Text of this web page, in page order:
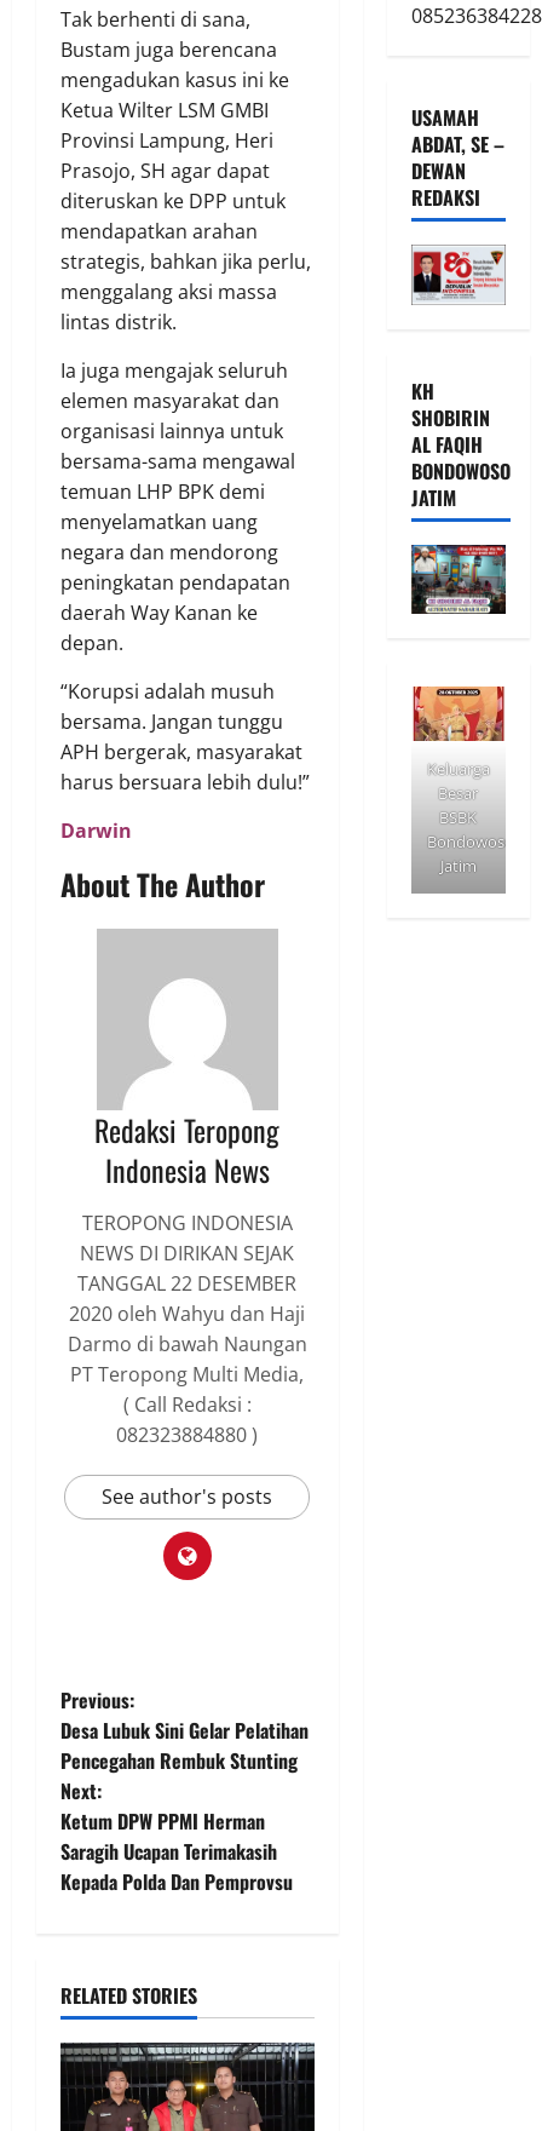
Tak berhenti di sana,
Bustam juga berencana
mengadukan kasus ini ke
Ketua Wilter LSM GMBI
Provinsi Lampung, Heri
Prasojo, SH agar dapat
diteruskan ke DPP untuk
mendapatkan arahan
strategis, bahkan jika perlu,
menggalang aksi massa
lintas distrik.
Ia juga mengajak seluruh
elemen masyarakat dan
organisasi lainnya untuk
bersama-sama mengawal
temuan LHP BPK demi
menyelamatkan uang
negara dan mendorong
peningkatan pendapatan
daerah Way Kanan ke
depan.
“Korupsi adalah musuh
bersama. Jangan tunggu
APH bergerak, masyarakat
harus bersuara lebih dulu!”
Darwin
About The Author
Redaksi Teropong
Indonesia News
TEROPONG INDONESIA
NEWS DI DIRIKAN SEJAK
TANGGAL 22 DESEMBER
2020 oleh Wahyu dan Haji
Darmo di bawah Naungan
PT Teropong Multi Media,
( Call Redaksi :
082323884880 )
See author's posts
P
o
s
t
v
i
g
Previous:
Desa Lubuk Sini Gelar Pelatihan
Pencegahan Rembuk Stunting
Next:
Ketum DPW PPMI Herman
Saragih Ucapan Terimakasih
Kepada Polda Dan Pemprovsu
RELATED STORIES
085236384228
USAMAH
ABDAT, SE –
DEWAN
REDAKSI
KH
SHOBIRIN
AL FAQIH
BONDOWOSO
JATIM
Keluarga
Besar
BSBK
Bondowoso
Jatim